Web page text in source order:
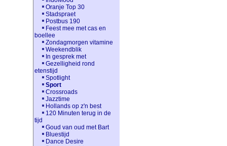
Oranje Top 30
Stadspraet
Postbus 190
Feest mee met cas en
boellee
Zondagmorgen vitamine
Weekendblik
In gesprek met
Gezelligheid rond
etenstijd
Spotlight
Sport
Crossroads
Jazztime
Hollands op z'n best
120 Minuten terug in de
tijd
Goud van oud met Bart
Bluestijd
Dance Desire